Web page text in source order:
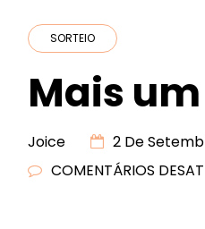
SORTEIO
Mais
Joice
2 De
COMENTÁRIOS